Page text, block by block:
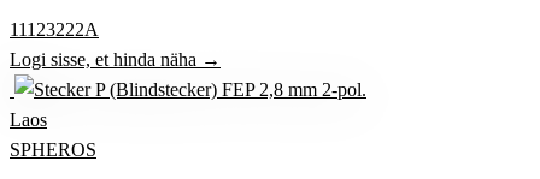
11123222A
Logi sisse, et hinda näha →
Laos
SPHEROS